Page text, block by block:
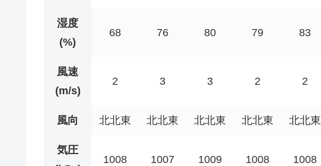
湿度
(%)
68 76 80 79 83
風速
(m/s)
2 3 3 2 2
風向 北北東 北北東 北北東 北北東 北北東
気圧
1008 1007 1009 1008 1008